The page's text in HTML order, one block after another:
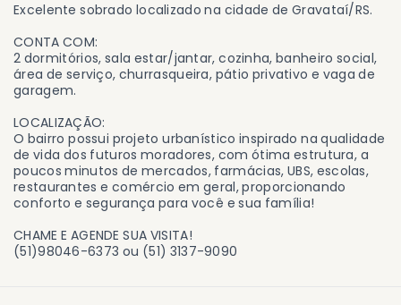
Excelente sobrado localizado na cidade de Gravataí/RS.
CONTA COM:
2 dormitórios, sala estar/jantar, cozinha, banheiro social,
área de serviço, churrasqueira, pátio privativo e vaga de
garagem.
LOCALIZAÇÃO:
O bairro possui projeto urbanístico inspirado na qualidade
de vida dos futuros moradores, com ótima estrutura, a
poucos minutos de mercados, farmácias, UBS, escolas,
restaurantes e comércio em geral, proporcionando
conforto e segurança para você e sua família!
CHAME E AGENDE SUA VISITA!
(51)98046-6373 ou (51) 3137-9090